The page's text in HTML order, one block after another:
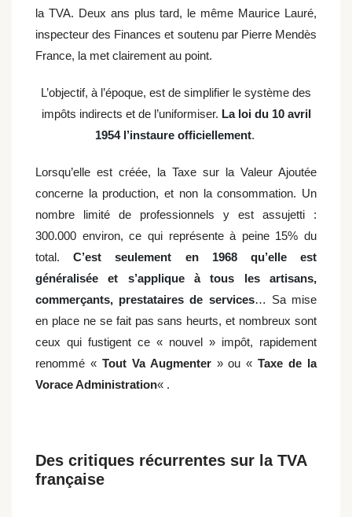
la TVA. Deux ans plus tard, le même Maurice Lauré,
inspecteur des Finances et soutenu par Pierre Mendès
France, la met clairement au point.
L’objectif, à l’époque, est de simplifier le système des
impôts indirects et de l’uniformiser. La loi du 10 avril
1954 l’instaure officiellement.
Lorsqu’elle est créée, la Taxe sur la Valeur Ajoutée
concerne la production, et non la consommation. Un
nombre limité de professionnels y est assujetti :
300.000 environ, ce qui représente à peine 15% du
total.C’est seulement en 1968 qu’elle est
généralisée et s’applique à tous les artisans,
commerçants, prestataires de services… Sa mise
en place ne se fait pas sans heurts, et nombreux sont
ceux qui fustigent ce « nouvel » impôt, rapidement
renommé « Tout Va Augmenter» ou «Taxe de la
Vorace Administration« .
Des critiques récurrentes sur la TVA
française